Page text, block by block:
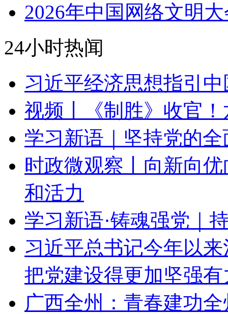
2026年中国网络文明
24小时热闻
习近平经济思想指引
视频丨《制胜》收官
学习新语｜坚持党的
时政微观察丨向新向
和活力
学习新语·铸魂强党｜
习近平总书记今年以
把党建设得更加坚强有
广西全州：青春建功